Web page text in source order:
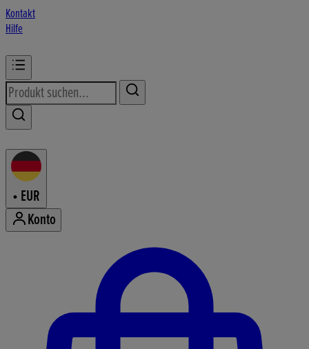
Kontakt
Hilfe
• EUR
Konto